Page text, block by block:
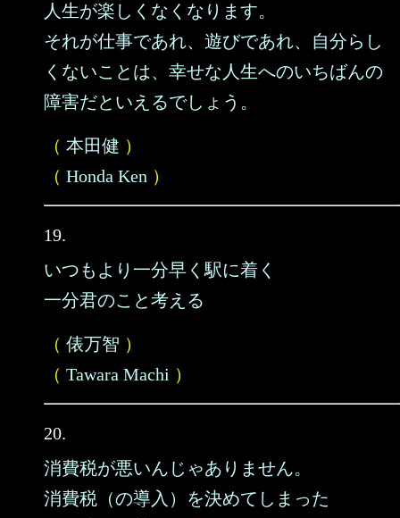
人生が楽しくなくなります。
それが仕事であれ、遊びであれ、自分らし
くないことは、幸せな人生へのいちばんの
障害だといえるでしょう。
（ 本田健 ）
（ Honda Ken ）
19.
いつもより一分早く駅に着く
一分君のこと考える
（ 俵万智 ）
（ Tawara Machi ）
20.
消費税が悪いんじゃありません。
消費税（の導入）を決めてしまった